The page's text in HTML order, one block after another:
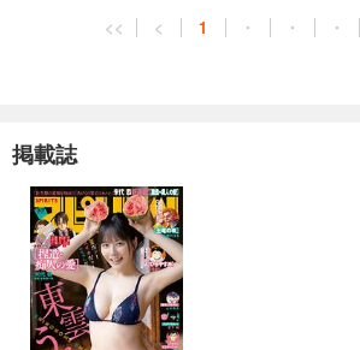
<< < 1 ・ ・ ・
掲載誌